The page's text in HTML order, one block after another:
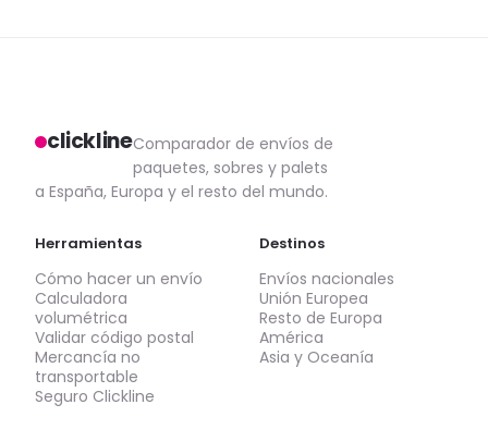
clicklineComparador de envíos de
paquetes, sobres y palets
a España, Europa y el resto del mundo.
Herramientas
Cómo hacer un envío
Calculadora
volumétrica
Validar código postal
Mercancía no
transportable
Seguro Clickline
Destinos
Envíos nacionales
Unión Europea
Resto de Europa
América
Asia y Oceanía